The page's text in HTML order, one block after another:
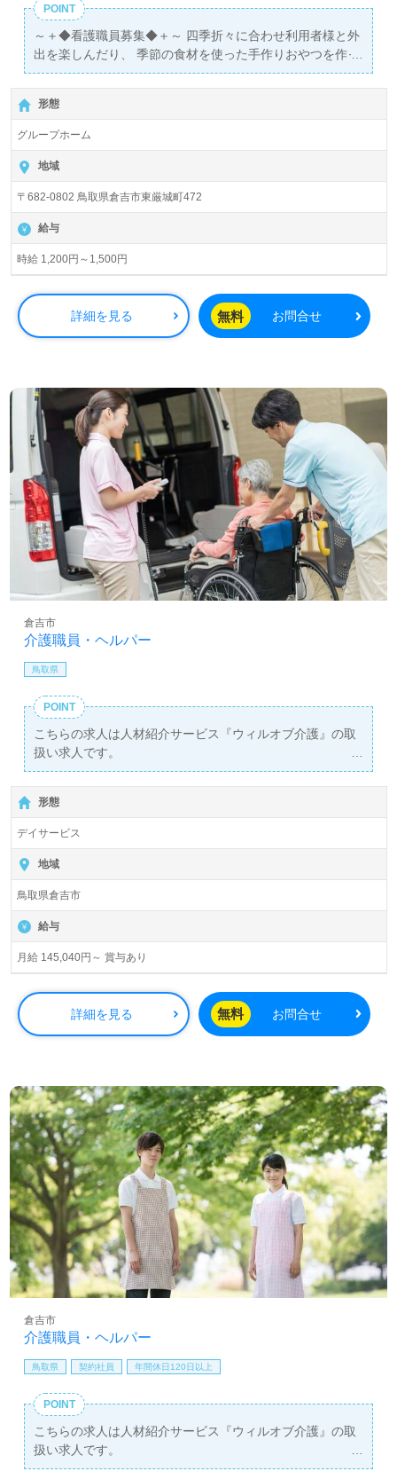
POINT
～＋◆看護職員募集◆＋～ 四季折々に合わせ利用者様と外
出を楽しんだり、 季節の食材を使った手作りおやつを作っ
たりと、様々なイベントが盛りだくさん！ ご利用者と職員
がともに楽しく過ごしている、アットホームな職場です♪
形態
グループホーム
地域
〒682-0802 鳥取県倉吉市東厳城町472
給与
時給 1,200円～1,500円
詳細を見る 無料 お問合せ
介護職員・ヘルパー
倉吉市
鳥取県
POINT
こちらの求人は人材紹介サービス『ウィルオブ介護』の取
扱い求人です。
詳細に関してお気軽にご相談ください♪
【無料】で皆さんの転職活動をサポートいたします。
形態
デイサービス
地域
鳥取県倉吉市
給与
月給 145,040円～ 賞与あり
詳細を見る 無料 お問合せ
介護職員・ヘルパー
倉吉市
鳥取県 契約社員 年間休日120日以上
POINT
こちらの求人は人材紹介サービス『ウィルオブ介護』の取
扱い求人です。
詳細に関してお気軽にご相談ください♪